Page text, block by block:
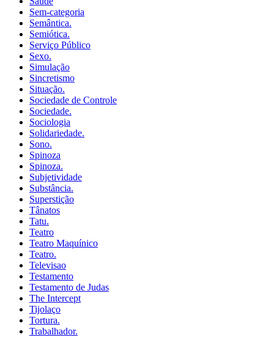
Sem-categoria
Semântica.
Semiótica.
Serviço Público
Sexo.
Simulação
Sincretismo
Situação.
Sociedade de Controle
Sociedade.
Sociologia
Solidariedade.
Sono.
Spinoza
Spinoza.
Subjetividade
Substância.
Superstição
Tânatos
Tatu.
Teatro
Teatro Maquínico
Teatro.
Televisao
Testamento
Testamento de Judas
The Intercept
Tijolaço
Tortura.
Trabalhador.